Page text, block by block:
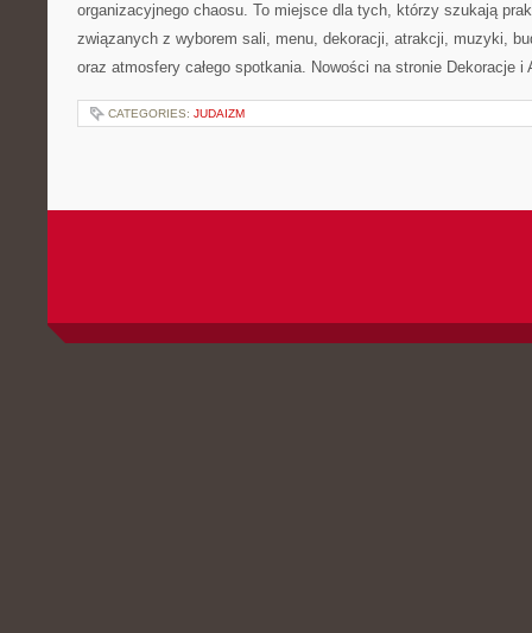
organizacyjnego chaosu. To miejsce dla tych, którzy szukają
związanych z wyborem sali, menu, dekoracji, atrakcji, muzyki,
oraz atmosfery całego spotkania. Nowości na stronie Dekoracje
CATEGORIES: JUDAIZM